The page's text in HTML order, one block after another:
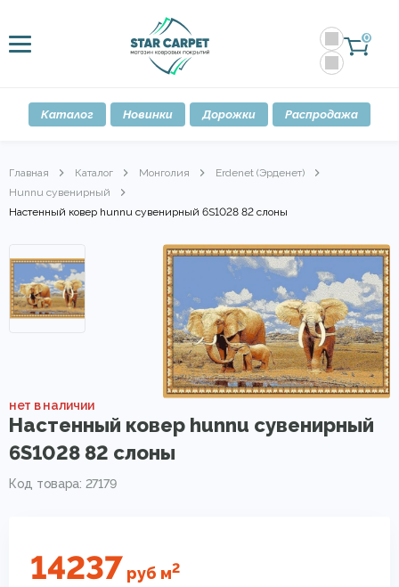
0
Каталог Новинки Дорожки Распродажа
Главная Каталог Монголия
Erdenet (Эрденет)
Hunnu сувенирный
Настенный ковер hunnu сувенирный 6S1028 82 слоны
нет в наличии
Настенный ковер hunnu сувенирный
6S1028 82 слоны
Код товара: 27179
14237 руб м2